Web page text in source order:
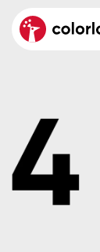
Aktuality
Reference
O